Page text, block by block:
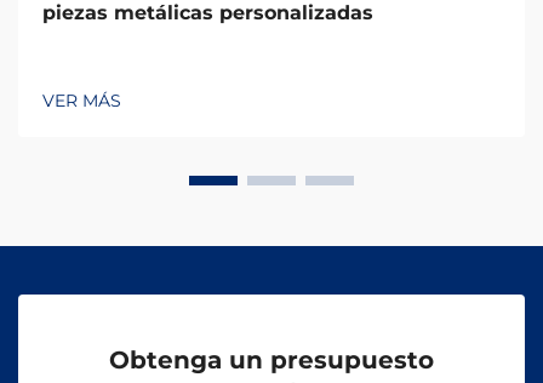
piezas metálicas personalizadas
VER MÁS
Obtenga un presupuesto